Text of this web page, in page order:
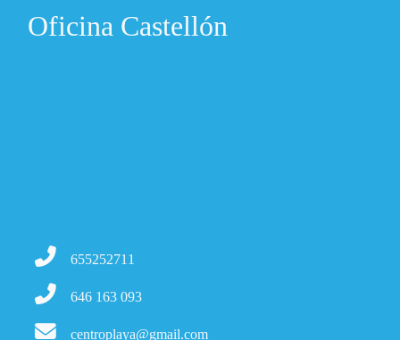
Oficina Castellón
655252711
646 163 093
centroplaya@gmail.com